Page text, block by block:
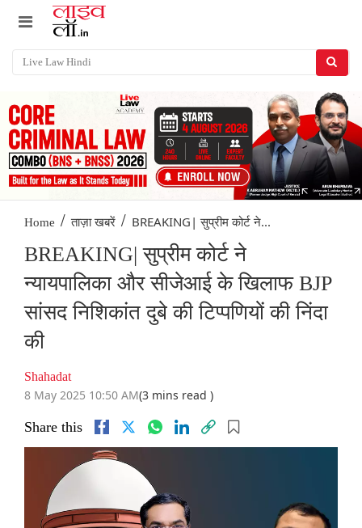
Home / ताज़ा खबरें / BREAKING| सुप्रीम कोर्ट ने...
BREAKING| सुप्रीम कोर्ट ने
न्यायपालिका और सीजेआई के खिलाफ BJP
सांसद निशिकांत दुबे की टिप्पणियों की निंदा
की
Shahadat
8 May 2025 10:50 AM(3 mins read )
Share this